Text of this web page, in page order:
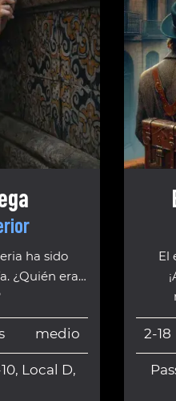
ha sido
¿Quién era…
medio
Local D,
El
2-18